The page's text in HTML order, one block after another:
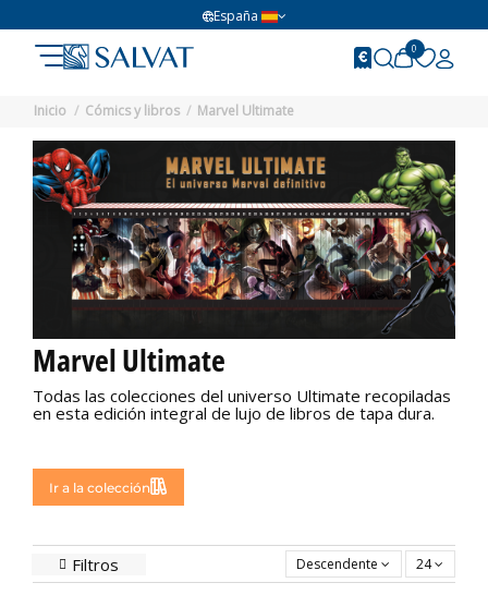
España
0
Inicio Cómics y libros Marvel Ultimate
Marvel Ultimate
Todas las colecciones del universo Ultimate recopiladas
en esta edición integral de lujo de libros de tapa dura.
Ir a la colección
Filtros Descendente 24